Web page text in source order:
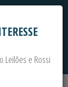
Leilões e Rossi